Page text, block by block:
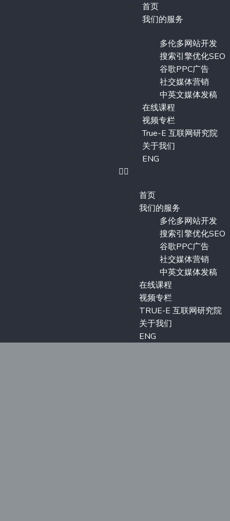
首页
我们的服务
多伦多网站开发
搜索引擎优化SEO
谷歌PPC广告
社交媒体营销
中英文媒体发稿
在线课程
视频专栏
True-E 互联网研究院
关于我们
ENG
首页
我们的服务
多伦多网站开发
搜索引擎优化SEO
谷歌PPC广告
社交媒体营销
中英文媒体发稿
在线课程
视频专栏
TRUE-E 互联网研究院
关于我们
ENG